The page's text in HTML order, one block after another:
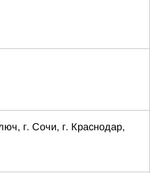
г. Сочи, г. Краснодар,